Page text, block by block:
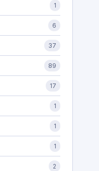
1
6
37
89
17
1
1
1
2